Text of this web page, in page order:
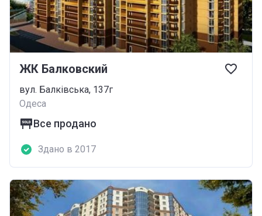
ЖК Балковский
вул. Балківська, 137г
Одеса
Все продано
Здано в 2017